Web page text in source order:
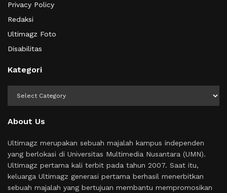
Privacy Policy
Redaksi
Ultimagz Foto
Disabilitas
Kategori
About Us
Ultimagz merupakan sebuah majalah kampus independen
yang berlokasi di Universitas Multimedia Nusantara (UMN).
Ultimagz pertama kali terbit pada tahun 2007. Saat itu,
keluarga Ultimagz generasi pertama berhasil menerbitkan
sebuah majalah yang bertujuan membantu mempromosikan